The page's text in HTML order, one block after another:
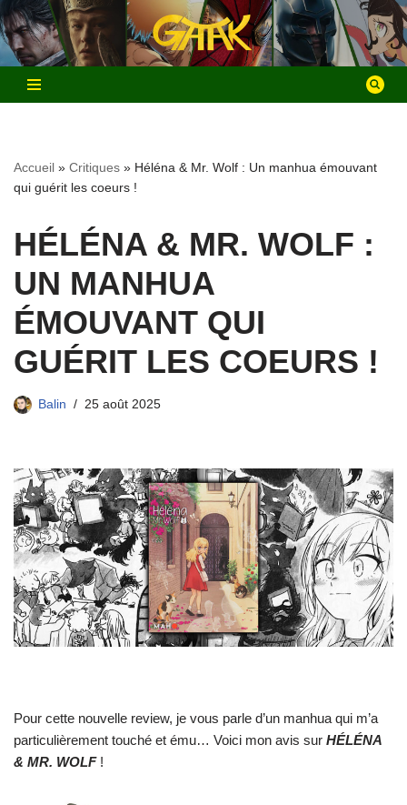
Aller
au
contenu
Accueil » Critiques » Héléna & Mr. Wolf : Un manhua émouvant
qui guérit les coeurs !
HÉLÉNA & MR. WOLF :
UN MANHUA
ÉMOUVANT QUI
GUÉRIT LES COEURS !
Balin 25 août 2025
Pour cette nouvelle review, je vous parle d’un manhua qui m’a
particulièrement touché et ému… Voici mon avis sur HÉLÉNA
& MR. WOLF!